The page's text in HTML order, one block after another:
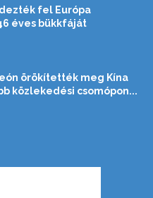
fel Európa
éves bükkfáját
örökítették meg Kína
közlekedési csomópon...